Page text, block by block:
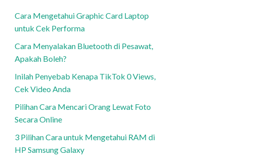
Cara Mengetahui Graphic Card Laptop
untuk Cek Performa
Cara Menyalakan Bluetooth di Pesawat,
Apakah Boleh?
Inilah Penyebab Kenapa TikTok 0 Views,
Cek Video Anda
Pilihan Cara Mencari Orang Lewat Foto
Secara Online
3 Pilihan Cara untuk Mengetahui RAM di
HP Samsung Galaxy